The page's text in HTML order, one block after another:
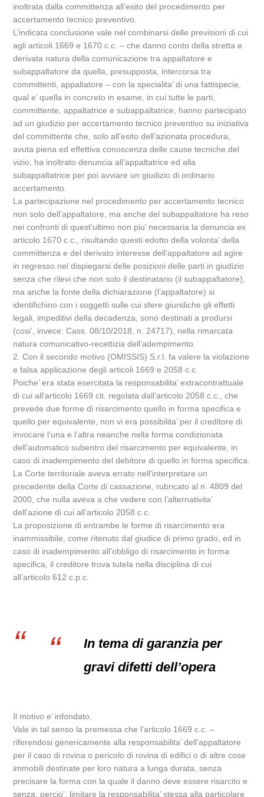
inoltrata dalla committenza all’esito del procedimento per
accertamento tecnico preventivo.
L’indicata conclusione vale nel combinarsi delle previsioni di cui
agli articoli 1669 e 1670 c.c. – che danno conto della stretta e
derivata natura della comunicazione tra appaltatore e
subappaltatore da quella, presupposta, intercorsa tra
committenti, appaltatore – con la specialita’ di una fattispecie,
qual e’ quella in concreto in esame, in cui tutte le parti,
committente, appaltatrice e subappaltatrice, hanno partecipato
ad un giudizio per accertamento tecnico preventivo su iniziativa
del committente che, solo all’esito dell’azionata procedura,
avuta piena ed effettiva conoscenza delle cause tecniche del
vizio, ha inoltrato denuncia all’appaltatrice ed alla
subappaltatrice per poi avviare un giudizio di ordinario
accertamento.
La partecipazione nel procedimento per accertamento tecnico
non solo dell’appaltatore, ma anche del subappaltatore ha reso
nei confronti di quest’ultimo non piu’ necessaria la denuncia ex
articolo 1670 c.c., risultando questi edotto della volonta’ della
committenza e del derivato interesse dell’appaltatore ad agire
in regresso nel dispiegarsi delle posizioni delle parti in giudizio
senza che rilevi che non solo il destinatario (il subappaltatore),
ma anche la fonte della dichiarazione (l’appaltatore) si
identifichino con i soggetti sulle cui sfere giuridiche gli effetti
legali, impeditivi della decadenza, sono destinati a prodursi
(cosi’, invece: Cass. 08/10/2018, n. 24717), nella rimarcata
natura comunicativo-recettizia dell’adempimento.
2. Con il secondo motivo (OMISSIS) S.r.l. fa valere la violazione
e falsa applicazione degli articoli 1669 e 2058 c.c.
Poiche’ era stata esercitata la responsabilita’ extracontrattuale
di cui all’articolo 1669 cit. regolata dall’articolo 2058 c.c., che
prevede due forme di risarcimento quello in forma specifica e
quello per equivalente, non vi era possibilita’ per il creditore di
invocare l’una e l’altra neanche nella forma condizionata
dell’automatico subentro del risarcimento per equivalente, in
caso di inadempimento del debitore di quello in forma specifica.
La Corte territoriale aveva errato nell’interpretare un
precedente della Corte di cassazione, rubricato al n. 4809 del
2000, che nulla aveva a che vedere con l’alternativita’
dell’azione di cui all’articolo 2058 c.c.
La proposizione di entrambe le forme di risarcimento era
inammissibile, come ritenuto dal giudice di primo grado, ed in
caso di inadempimento all’obbligo di risarcimento in forma
specifica, il creditore trova tutela nella disciplina di cui
all’articolo 612 c.p.c.
In tema di garanzia per
gravi difetti dell’opera
Il motivo e’ infondato.
Vale in tal senso la premessa che l’articolo 1669 c.c. –
riferendosi genericamente alla responsabilita’ dell’appaltatore
per il caso di rovina o pericolo di rovina di edifici o di altre cose
immobili destinate per loro natura a lunga durata, senza
precisare la forma con la quale il danno deve essere risarcito e
senza, percio’, limitare la responsabilita’ stessa alla particolare